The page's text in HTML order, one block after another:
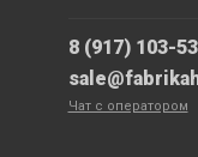
8 (917) 103-
Чат с оператором